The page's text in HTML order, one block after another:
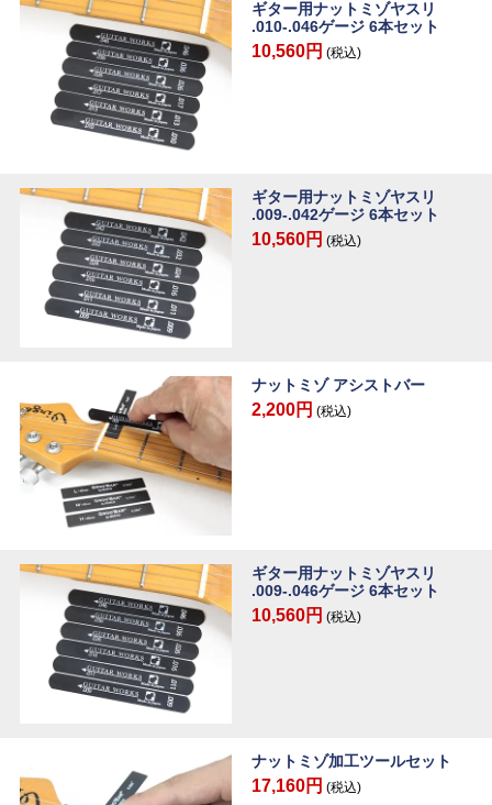
ギター用ナットミゾヤスリ
.010-.046ゲージ 6本セット
10,560円 (税込)
ギター用ナットミゾヤスリ
.009-.042ゲージ 6本セット
10,560円 (税込)
ナットミゾ アシストバー
2,200円 (税込)
ギター用ナットミゾヤスリ
.009-.046ゲージ 6本セット
10,560円 (税込)
ナットミゾ加工ツールセット
17,160円 (税込)